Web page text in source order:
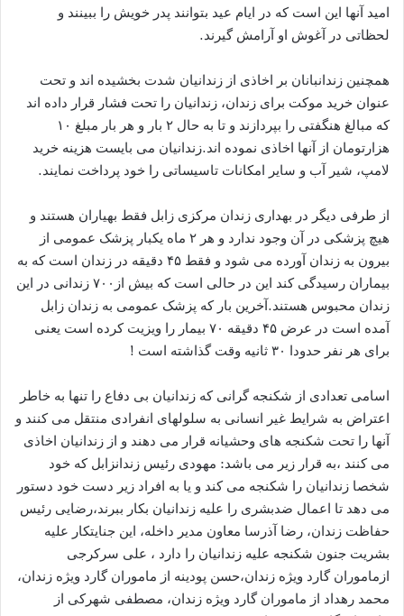
امید آنها این است که در ایام عید بتوانند پدر خویش را ببینند و
لحظاتی در آغوش او آرامش گیرند.
همچنین زندانبانان بر اخاذی از زندانیان شدت بخشیده اند و تحت
عنوان خرید موکت برای زندان، زندانیان را تحت فشار قرار داده اند
که مبالغ هنگفتی را بپردازند و تا به حال ۲ بار و هر بار مبلغ ۱۰
هزارتومان از آنها اخاذی نموده اند.زندانیان می بایست هزینه خرید
لامپ، شیر آب و سایر امکانات تاسیساتی را خود پرداخت نمایند.
از طرفی دیگر در بهداری زندان مرکزی زابل فقط بهیاران هستند و
هیچ پزشکی در آن وجود ندارد و هر ۲ ماه یکبار پزشک عمومی از
بیرون به زندان آورده می شود و فقط ۴۵ دقیقه در زندان است که به
بیماران رسیدگی کند این در حالی است که بیش از۷۰۰ زندانی در این
زندان محبوس هستند.آخرین بار که پزشک عمومی به زندان زابل
آمده است در عرض ۴۵ دقیقه ۷۰ بیمار را ویزیت کرده است یعنی
برای هر نفر حدودا ۳۰ ثانیه وقت گذاشته است !
اسامی تعدادی از شکنجه گرانی که زندانیان بی دفاع را تنها به خاطر
اعتراض به شرایط غیر انسانی به سلولهای انفرادی منتقل می کنند و
آنها را تحت شکنجه های وحشیانه قرار می دهند و از زندانیان اخاذی
می کنند ،به قرار زیر می باشد: مهودی رئیس زندانزابل که خود
شخصا زندانیان را شکنجه می کند و یا به افراد زیر دست خود دستور
می دهد تا اعمال ضدبشری را علیه زندانیان بکار ببرند،رضایی رئیس
حفاظت زندان، رضا آذرسا معاون مدیر داخله، این جنایتکار علیه
بشریت جنون شکنجه علیه زندانیان را دارد ، علی سرکرجی
ازماموران گارد ویژه زندان،حسن پودینه از ماموران گارد ویژه زندان،
محمد رهداد از ماموران گارد ویژه زندان، مصطفی شهرکی از